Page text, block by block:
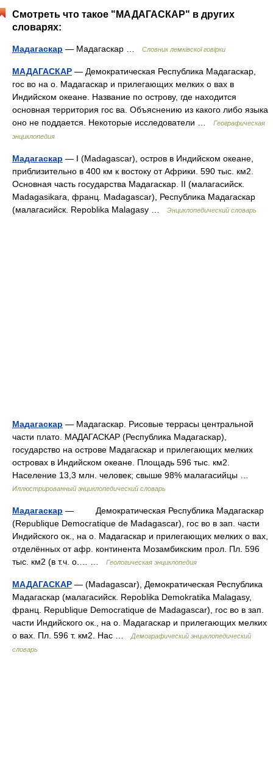
Смотреть что такое "МАДАГАСКАР" в других
словарях:
Мадагаскар — Мадагаскар … Словник лемківскої говірки
МАДАГАСКАР — Демократическая Республика Мадагаскар,
гос во на о. Мадагаскар и прилегающих мелких о вах в
Индийском океане. Название по острову, где находится
основная территория гос ва. Объяснению из какого либо языка
оно не поддается. Некоторые исследователи …
Географическая
энциклопедия
Мадагаскар — I (Madagascar), остров в Индийском океане,
приблизительно в 400 км к востоку от Африки. 590 тыс. км2.
Основная часть государства Мадагаскар. II (малагасийск.
Madagasikara, франц. Madagascar), Республика Мадагаскар
(малагасийск. Repoblika Malagasy …
Энциклопедический словарь
Мадагаскар — Мадагаскар. Рисовые террасы центральной
части плато. МАДАГАСКАР (Республика Мадагаскар),
государство на острове Мадагаскар и прилегающих мелких
островах в Индийском океане. Площадь 596 тыс. км2.
Население 13,3 млн. человек; свыше 98% малагасийцы …
Иллюстрированный энциклопедический словарь
Мадагаскар — Демократическая Республика Мадагаскар
(Republique Democratique de Madagascar), гос во в зап. части
Индийского ок., на o. Мадагаскар и прилегающих мелких o вах,
отделённых от афр. континента Мозамбикским прол. Пл. 596
тыс. км2 (в т.ч. o.… …
Геологическая энциклопедия
МАДАГАСКАР — (Madagascar), Демократическая Республика
Мадагаскар (малагасийск. Repoblika Demokratika Malagasy,
франц. Republique Democratique de Madagascar), гос во в зап.
части Индийского ок., на о. Мадагаскар и прилегающих мелких
о вах. Пл. 596 т. км2. Нас …
Демографический энциклопедический
словарь